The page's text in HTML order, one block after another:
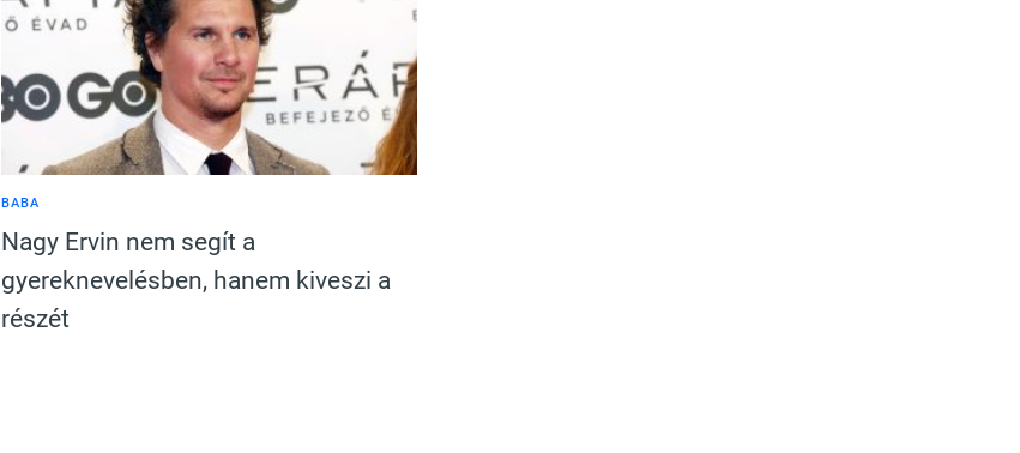
BABA
Nagy Ervin nem segít a
gyereknevelésben, hanem kiveszi a
részét